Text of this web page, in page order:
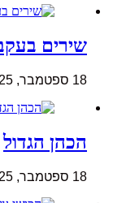
שירים
18 ספטמבר, 2025
הכהן הגדול
18 ספטמבר, 2025